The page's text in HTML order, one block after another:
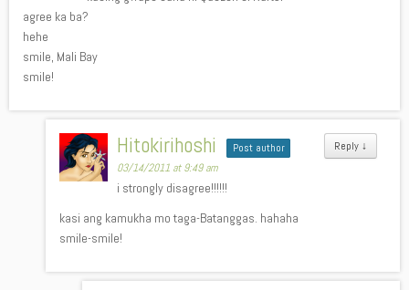
agree ka ba?
hehe
smile, Mali Bay
smile!
Reply ↓
Hitokirihoshi Post author
03/14/2011 at 9:49 am
i strongly disagree!!!!!!
kasi ang kamukha mo taga-Batanggas. hahaha
smile-smile!